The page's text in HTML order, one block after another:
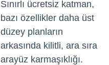
Sınırlı ücretsiz katman,
bazı özellikler daha üst
düzey planların
arkasında kilitli, ara sıra
arayüz karmaşıklığı.